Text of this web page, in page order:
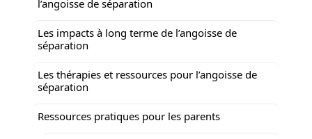
l’angoisse de séparation
Les impacts à long terme de l’angoisse de
séparation
Les thérapies et ressources pour l’angoisse de
séparation
Ressources pratiques pour les parents